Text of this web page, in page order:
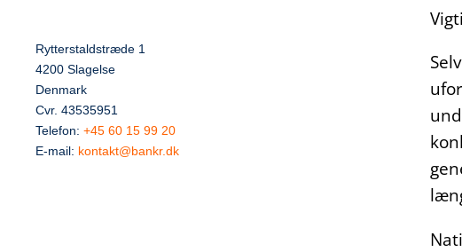
Rytterstaldstræde 1
4200 Slagelse
Denmark
Cvr. 43535951
Telefon:+45 60 15 99 20
E-mail: kontakt@bankr.dk